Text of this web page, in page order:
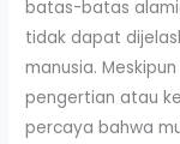
batas-batas
tidak dapat
manusia.
pengertian atau
percaya bahwa